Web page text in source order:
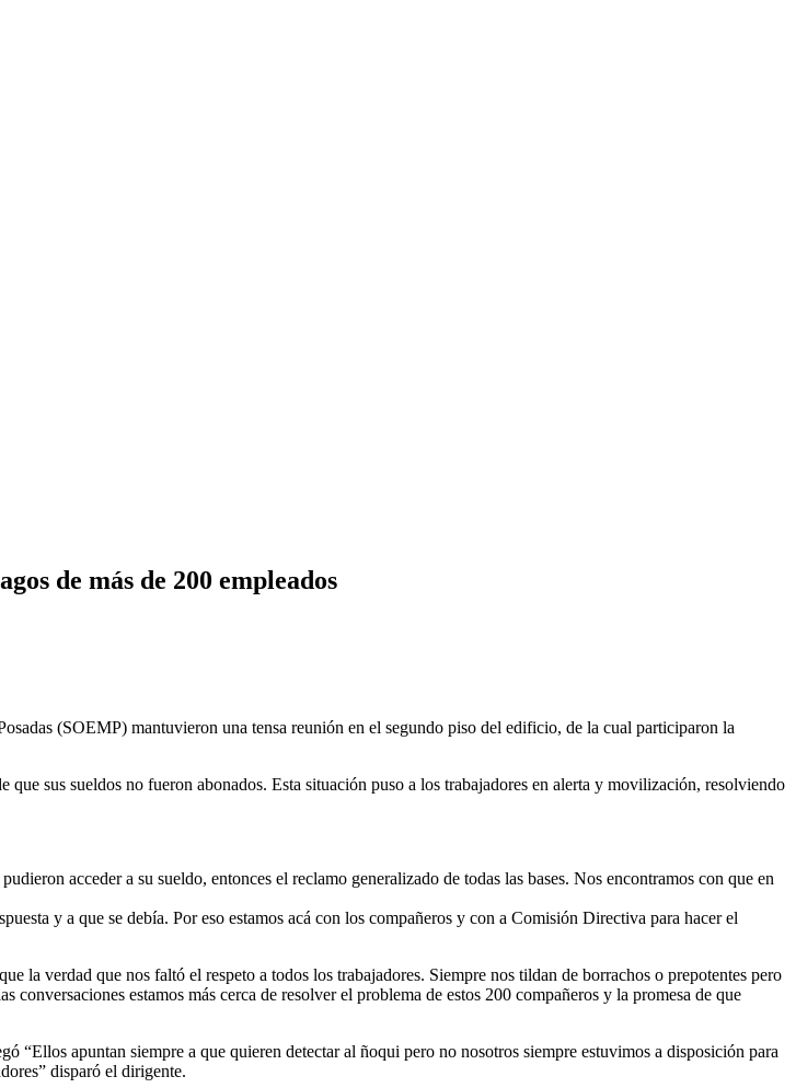
de más de 200 empleados
(SOEMP) mantuvieron una tensa reunión en el segundo piso del edificio, de la cual participaron la
sus sueldos no fueron abonados. Esta situación puso a los trabajadores en alerta y movilización, resolviendo
acceder a su sueldo, entonces el reclamo generalizado de todas las bases. Nos encontramos con que en
y a que se debía. Por eso estamos acá con los compañeros y con a Comisión Directiva para hacer el
la verdad que nos faltó el respeto a todos los trabajadores. Siempre nos tildan de borrachos o prepotentes pero
estamos más cerca de resolver el problema de estos 200 compañeros y la promesa de que
apuntan siempre a que quieren detectar al ñoqui pero no nosotros siempre estuvimos a disposición para
disparó el dirigente.